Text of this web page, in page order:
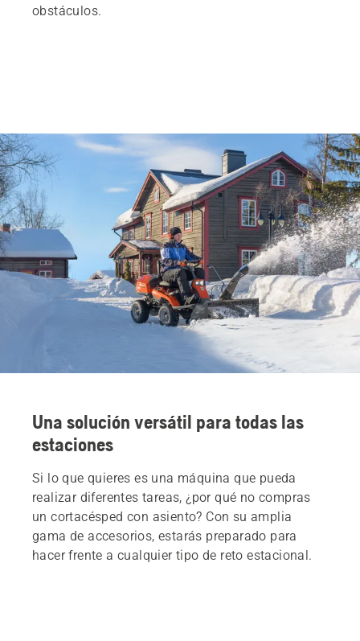
obstáculos.
Una solución versátil para todas las
estaciones
Si lo que quieres es una máquina que pueda
realizar diferentes tareas, ¿por qué no compras
un cortacésped con asiento? Con su amplia
gama de accesorios, estarás preparado para
hacer frente a cualquier tipo de reto estacional.